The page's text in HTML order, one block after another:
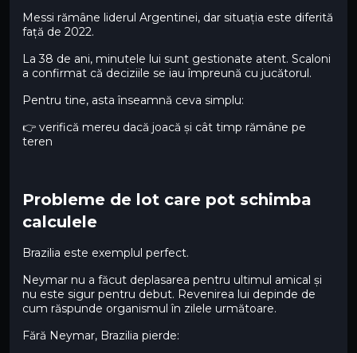
Messi rămâne liderul Argentinei, dar situația este diferită
față de 2022.
La 38 de ani, minutele lui sunt gestionate atent. Scaloni
a confirmat că deciziile se iau împreună cu jucătorul.
Pentru tine, asta înseamnă ceva simplu:
👉 verifică mereu dacă joacă și cât timp rămâne pe
teren
Probleme de lot care pot schimba
calculele
Brazilia este exemplul perfect.
Neymar nu a făcut deplasarea pentru ultimul amical și
nu este sigur pentru debut. Revenirea lui depinde de
cum răspunde organismul în zilele următoare.
Fără Neymar, Brazilia pierde: